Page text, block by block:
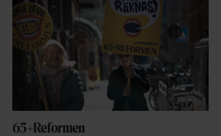
65+Reformen